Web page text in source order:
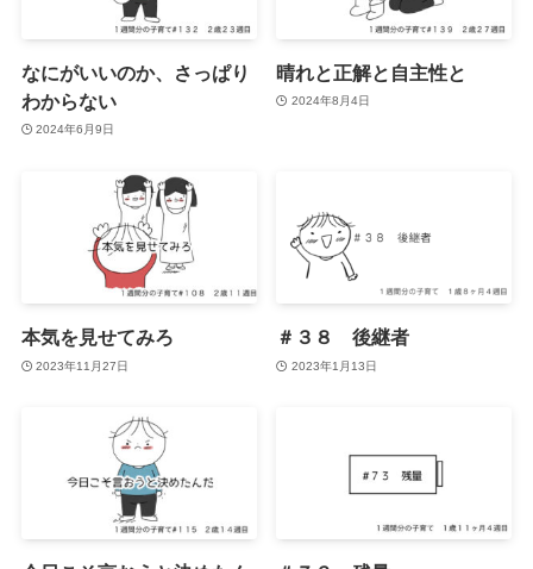
なにがいいのか、さっぱり
わからない
2024年6月9日
晴れと正解と自主性と
2024年8月4日
本気を見せてみろ
2023年11月27日
＃３８ 後継者
2023年1月13日